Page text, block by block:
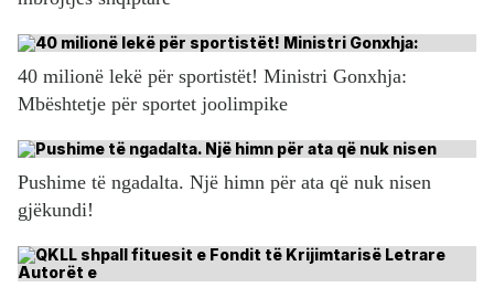
40 milionë lekë për sportistët! Ministri Gonxhja:
Mbështetje për sportet joolimpike
Pushime të ngadalta. Një himn për ata që nuk nisen
gjëkundi!